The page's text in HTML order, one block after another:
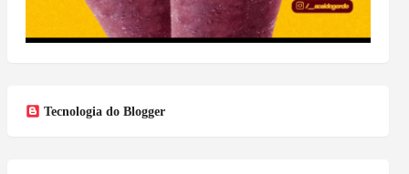
Tecnologia do Blogger